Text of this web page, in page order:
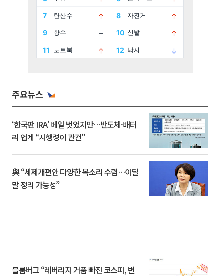
주요뉴스
‘한국판 IRA’ 베일 벗었지만…반도체·배터
리 업계 “시행령이 관건”
與 “세제개편안 다양한 목소리 수렴…이달
말 정리 가능성”
블룸버그 “레버리지 거품 빠진 코스피, 변